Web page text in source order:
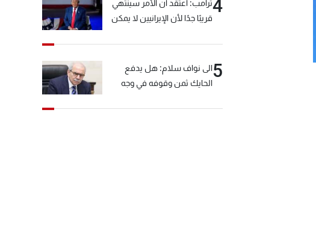
4ترامب: أعتقد أن الأمر سينتهي
قريبًا جدًا لأن الإيرانيين لا يمكن
5الى نواف سلام: هل يدفع
الحايك ثمن وقوفه في وجه